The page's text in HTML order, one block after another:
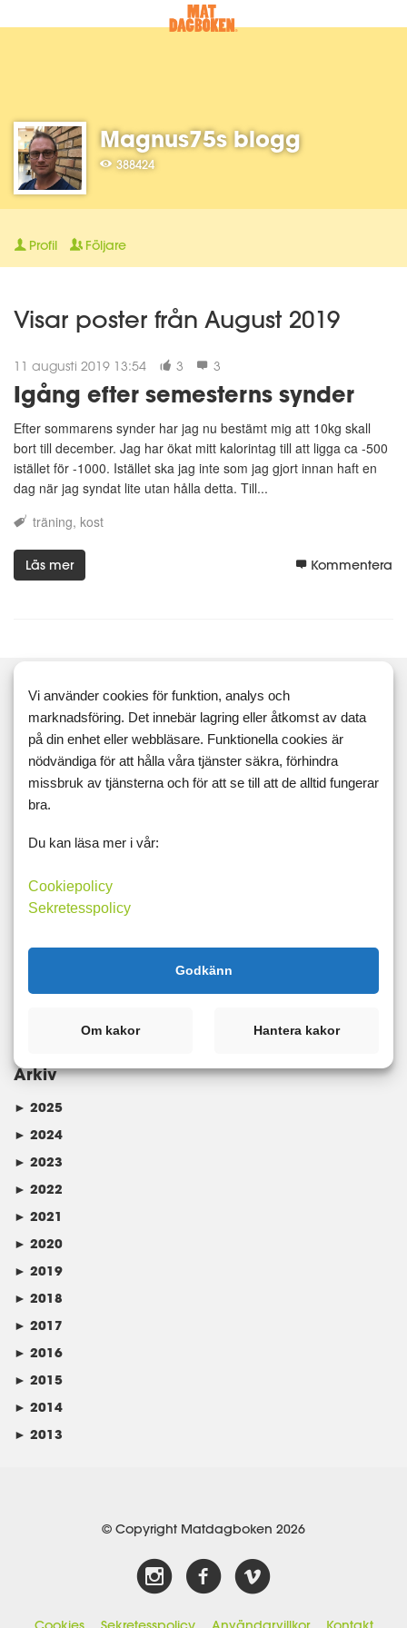
Magnus75s blogg
388424
Profil Följare
Visar poster från August 2019
11 augusti 2019 13:54 3 3
Igång efter semesterns synder
Efter sommarens synder har jag nu bestämt mig att 10kg skall
bort till december. Jag har ökat mitt kalorintag till att ligga ca -500
istället för -1000. Istället ska jag inte som jag gjort innan haft en
dag när jag syndat lite utan hålla detta. Till...
träning kost
Läs mer Kommentera
Sök
Taggar
16:8 crosstrainer
medelhavskost
Arkiv
► 2025
► 2024
► 2023
► 2022
► 2021
► 2020
► 2019
► 2018
► 2017
► 2016
► 2015
► 2014
► 2013
© Copyright Matdagboken 2026
Vi använder cookies för funktion, analys och
marknadsföring. Det innebär lagring eller åtkomst av data
på din enhet eller webbläsare. Funktionella cookies är
nödvändiga för att hålla våra tjänster säkra, förhindra
missbruk av tjänsterna och för att se till att de alltid fungerar
bra.
Du kan läsa mer i vår:
Cookiepolicy
Sekretesspolicy
Godkänn
Om kakor Hantera kakor